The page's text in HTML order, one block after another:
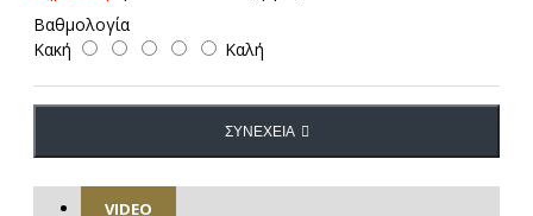
Βαθμολογία
Κακή
Καλή
ΣΥΝΈΧΕΙΑ
VIDEO